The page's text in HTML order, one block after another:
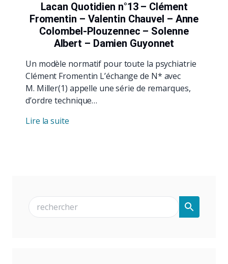
Lacan Quotidien n°13 – Clément
Fromentin – Valentin Chauvel – Anne
Colombel-Plouzennec – Solenne
Albert – Damien Guyonnet
Un modèle normatif pour toute la psychiatrie
Clément Fromentin L’échange de N* avec
M. Miller(1) appelle une série de remarques,
d’ordre technique…
Lire la suite